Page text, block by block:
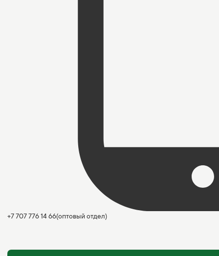
+7 707 776 14 66(оптовый отдел)